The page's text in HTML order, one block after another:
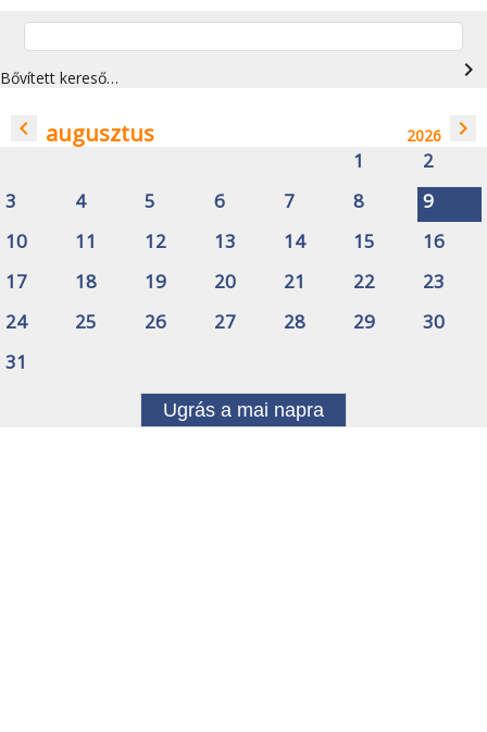
Bővített kereső… navigate_next
navigate_before augusztus 2026 navigate_next
1
2
3
4 5 6 7 8
9
10
11 12 13 14 15
16
17
18 19 20 21 22
23
24
25 26 27 28 29
30
31
Ugrás a mai napra